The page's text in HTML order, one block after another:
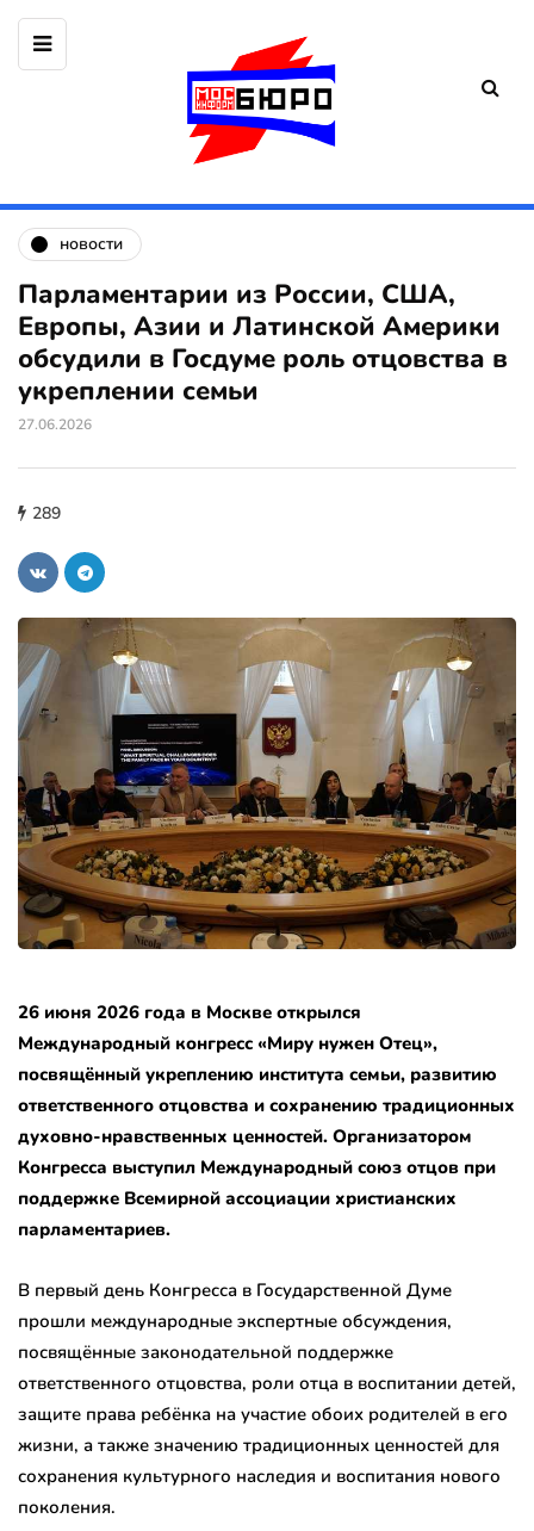
новости
Парламентарии из России, США,
Европы, Азии и Латинской Америки
обсудили в Госдуме роль отцовства в
укреплении семьи
27.06.2026
289
26 июня 2026 года в Москве открылся
Международный конгресс «Миру нужен Отец»,
посвящённый укреплению института семьи, развитию
ответственного отцовства и сохранению традиционных
духовно-нравственных ценностей. Организатором
Конгресса выступил Международный союз отцов при
поддержке Всемирной ассоциации христианских
парламентариев.
В первый день Конгресса в Государственной Думе
прошли международные экспертные обсуждения,
посвящённые законодательной поддержке
ответственного отцовства, роли отца в воспитании детей,
защите права ребёнка на участие обоих родителей в его
жизни, а также значению традиционных ценностей для
сохранения культурного наследия и воспитания нового
поколения.